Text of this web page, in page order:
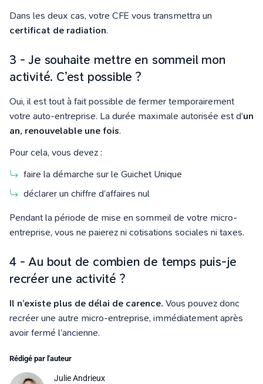
Dans les deux cas, votre CFE vous transmettra un
certificat de radiation.
3 - Je souhaite mettre en sommeil mon
activité. C’est possible ?
Oui, il est tout à fait possible de fermer temporairement
votre auto-entreprise. La durée maximale autorisée est d’un
an, renouvelable une fois.
Pour cela, vous devez :
faire la démarche sur le Guichet Unique
déclarer un chiffre d’affaires nul
Pendant la période de mise en sommeil de votre micro-
entreprise, vous ne paierez ni cotisations sociales ni taxes.
4 - Au bout de combien de temps puis-je
recréer une activité ?
Il n’existe plus de délai de carence. Vous pouvez donc
recréer une autre micro-entreprise, immédiatement après
avoir fermé l’ancienne.
Rédigé par l'auteur
Julie Andrieux